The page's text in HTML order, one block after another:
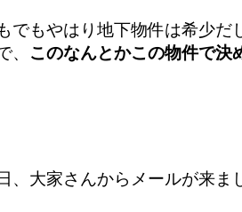
でもやはり地下物件は希少
、 このなんとかこの物件で決
、大家さんからメールが来ま